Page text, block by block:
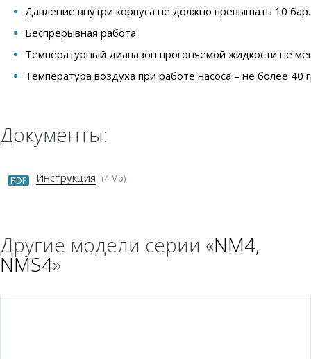
Давление внутри корпуса не должно превышать 10 бар.
Беспрерывная работа.
Температурный диапазон прогоняемой жидкости не
Температура воздуха при работе насоса – не более 40
Документы:
PDF Инструкция (4 Mb)
Другие модели серии «NM4,
NMS4»